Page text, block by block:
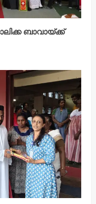
ബാവായ്ക്ക്